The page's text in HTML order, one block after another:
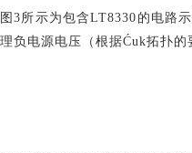
图3所示为包含LT8330的电路
理负电源电压（根据Ćuk拓扑